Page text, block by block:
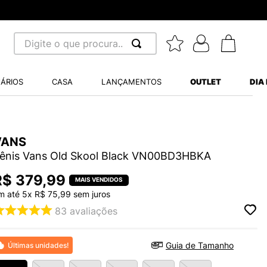
Digite o que procura...
CASA LANÇAMENTOS OUTLET DIA
Vans Old Skool Black VN00BD3HBKA
379,99
até 5x R$ 75,99 sem juros
83 avaliações
Últimas unidades! Guia de Tamanho
BALANCE 530
WHITE
VANS ULTRARANGE